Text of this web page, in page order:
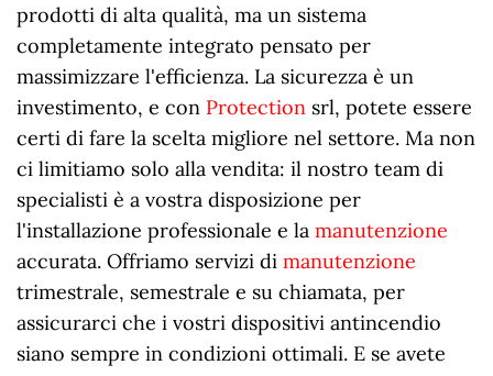
prodotti di alta qualità, ma un sistema
completamente integrato pensato per
massimizzare l'efficienza. La sicurezza è un
investimento, e con Protection srl, potete essere
certi di fare la scelta migliore nel settore. Ma non
ci limitiamo solo alla vendita: il nostro team di
specialisti è a vostra disposizione per
l'installazione professionale e la manutenzione
accurata. Offriamo servizi di manutenzione
trimestrale, semestrale e su chiamata, per
assicurarci che i vostri dispositivi antincendio
siano sempre in condizioni ottimali. E se avete